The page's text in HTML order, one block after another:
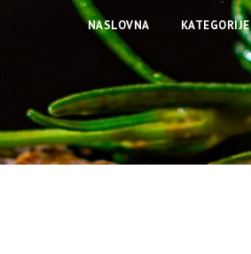
NASLOVNA KATEGORIJE